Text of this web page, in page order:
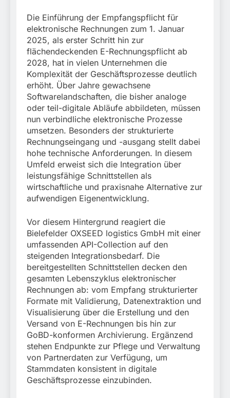
Die Einführung der Empfangspflicht für
elektronische Rechnungen zum 1. Januar
2025, als erster Schritt hin zur
flächendeckenden E-Rechnungspflicht ab
2028, hat in vielen Unternehmen die
Komplexität der Geschäftsprozesse deutlich
erhöht. Über Jahre gewachsene
Softwarelandschaften, die bisher analoge
oder teil-digitale Abläufe abbildeten, müssen
nun verbindliche elektronische Prozesse
umsetzen. Besonders der strukturierte
Rechnungseingang und -ausgang stellt dabei
hohe technische Anforderungen. In diesem
Umfeld erweist sich die Integration über
leistungsfähige Schnittstellen als
wirtschaftliche und praxisnahe Alternative zur
aufwendigen Eigenentwicklung.
Vor diesem Hintergrund reagiert die
Bielefelder OXSEED logistics GmbH mit einer
umfassenden API-Collection auf den
steigenden Integrationsbedarf. Die
bereitgestellten Schnittstellen decken den
gesamten Lebenszyklus elektronischer
Rechnungen ab: vom Empfang strukturierter
Formate mit Validierung, Datenextraktion und
Visualisierung über die Erstellung und den
Versand von E-Rechnungen bis hin zur
GoBD-konformen Archivierung. Ergänzend
stehen Endpunkte zur Pflege und Verwaltung
von Partnerdaten zur Verfügung, um
Stammdaten konsistent in digitale
Geschäftsprozesse einzubinden.